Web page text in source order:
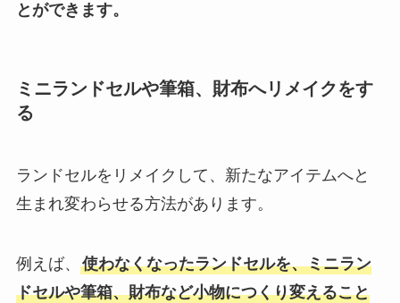
とができます。
ミニランドセルや筆箱、財布へリメイクをす
る
ランドセルをリメイクして、新たなアイテムへと
生まれ変わらせる方法があります。
例えば、 使わなくなったランドセルを、ミニラン
ドセルや筆箱、財布など小物につくり変えること